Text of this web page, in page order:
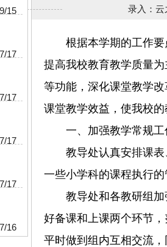
15
17
17
17
17
16
录入： 云
根据本学期的工作
提高我校教育教学质量
等功能，深化课堂教学
课堂教学效益，使我校
一、加强教学常规
教导处认真安排课
一些小学科的课程执行
教导处和各教研组
好备课和上课两个环节
平时做到组内互相交流